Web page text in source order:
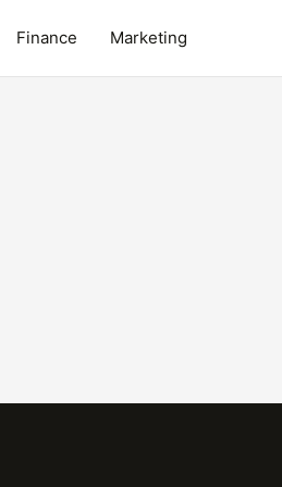
Finance Marketing